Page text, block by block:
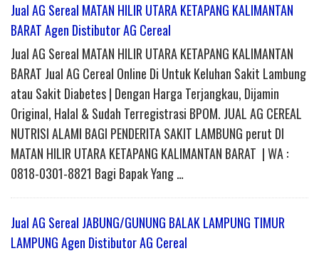
Jual AG Sereal MATAN HILIR UTARA KETAPANG KALIMANTAN
BARAT Agen Distibutor AG Cereal
Jual AG Sereal MATAN HILIR UTARA KETAPANG KALIMANTAN
BARAT Jual AG Cereal Online Di Untuk Keluhan Sakit Lambung
atau Sakit Diabetes | Dengan Harga Terjangkau, Dijamin
Original, Halal & Sudah Terregistrasi BPOM. JUAL AG CEREAL
NUTRISI ALAMI BAGI PENDERITA SAKIT LAMBUNG perut DI
MATAN HILIR UTARA KETAPANG KALIMANTAN BARAT | WA :
0818-0301-8821 Bagi Bapak Yang …
Jual AG Sereal JABUNG/GUNUNG BALAK LAMPUNG TIMUR
LAMPUNG Agen Distibutor AG Cereal